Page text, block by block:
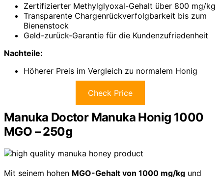
Zertifizierter Methylglyoxal-Gehalt über 800 mg/kg
Transparente Chargenrückverfolgbarkeit bis zum
Bienenstock
Geld-zurück-Garantie für die Kundenzufriedenheit
Nachteile:
Höherer Preis im Vergleich zu normalem Honig
Check Price
Manuka Doctor Manuka Honig 1000
MGO – 250g
Mit seinem hohen MGO-Gehalt von 1000 mg/kg und